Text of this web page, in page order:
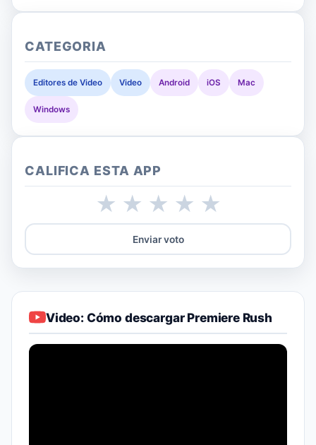
Video: Cómo descargar Premiere Rush
CATEGORIA
Editores de Video Video Android iOS Mac
Windows
CALIFICA ESTA APP
★
★
★
★
★
Enviar voto